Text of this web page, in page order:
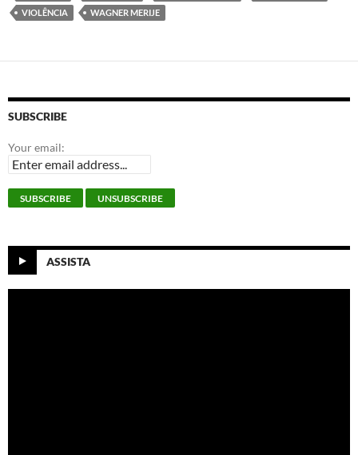
VIOLÊNCIA
WAGNER MERIJE
SUBSCRIBE
Your email:
ASSISTA